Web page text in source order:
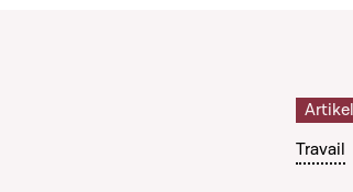
Travail
Artikel